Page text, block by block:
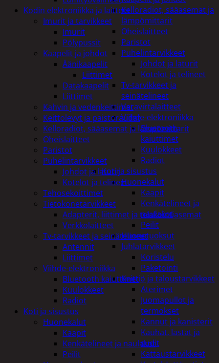
Kelloradiot, sääasemat ja
lämpömittarit
Oheislaitteet
Paristot
Puhelintarvikkeet
Johdot ja laturit
Kotelot ja telineet
Tv-tarvikkeet ja
seinätelineet
Varavirtalaitteet
Viihde-elektroniikka
Bluetooth
kaiuttimet
Kuulokkeet
Radiot
Koti ja sisustus
Huonekalut
Kaapit
Kenkätelineet ja
naulakot
Peilit
Huonetuoksut
Juhlatarvikkeet
Koristelu
Paketointi
Keittiö ja taloustarvikkeet
Aterimet
Juomapullot ja
termokset
Kannut ja kanisterit
Kauhat, lastat ja
sudit
Kattaustarvikkeet
Kodin elektroniikka ja laitteet
Imurit ja tarvikkeet
Imurit
Pölypussit
Kaapelit ja johdot
Äänikaapelit
Liittimet
Datakaapelit
Liittimet
Kahvin ja vedenkeittimet
Keittolevyt ja paistoraudat
Kelloradiot, sääasemat ja lämpömittarit
Oheislaitteet
Paristot
Puhelintarvikkeet
Johdot ja laturit
Kotelot ja telineet
Tehosekoittimet
Tietokonetarvikkeet
Adapterit, liittimet ja telakointiasemat
Verkkolaitteet
Tv-tarvikkeet ja seinätelineet
Antennit
Liittimet
Viihde-elektroniikka
Bluetooth kaiuttimet
Kuulokkeet
Radiot
Koti ja sisustus
Huonekalut
Kaapit
Kenkätelineet ja naulakot
Peilit